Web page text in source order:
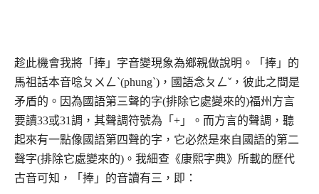
趁此機會我將「捧」字音變現象為鄉親做說明。「捧」的
馬祖話本音唸ㄆㄨㄥˋ(phungˋ)，國語念ㄆㄥˇ，彼此之間是
矛盾的。因為國語第三聲的字(排除它處變來的)福州方言
要讀33或31調，其聲調符號為「+」。而方言的聲調，聽
起來有一點像國語第四聲的字，它必然是來自國語的第二
聲字(排除它處變來的)。我細查《康熙字典》所載的歷代
古音可知，「捧」的音讀有三，即：